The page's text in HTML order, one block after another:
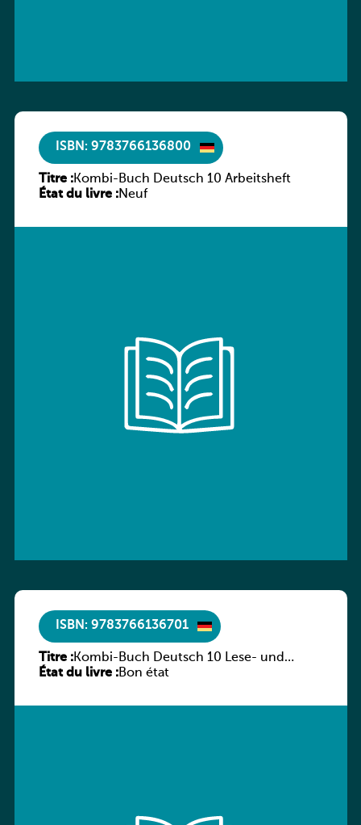
ISBN: 9783766136800
Titre :Kombi-Buch Deutsch 10 Arbeitsheft
État du livre :Neuf
ISBN: 9783766136701
Titre :Kombi-Buch Deutsch 10 Lese- und
Sprachbuch
État du livre :Bon état